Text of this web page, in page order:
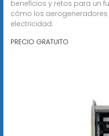
beneficios y retos para un
cómo los
electricidad.
PRECIO GRATUITO